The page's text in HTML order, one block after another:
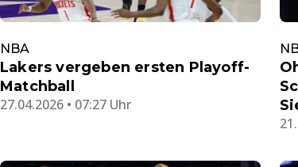
NBA
Lakers vergeben ersten Playoff-
Matchball
27.04.2026 • 07:27 Uhr